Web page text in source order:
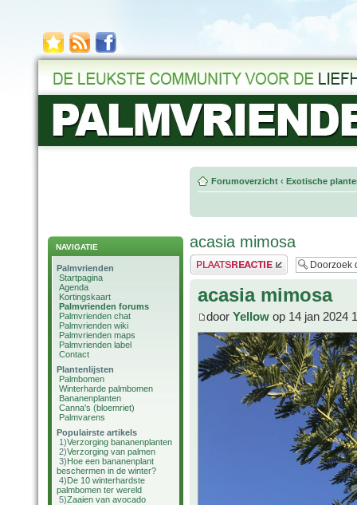
NAVIGATIE
Palmvrienden
Startpagina
Agenda
Kortingskaart
Palmvrienden forums
Palmvrienden chat
Palmvrienden wiki
Palmvrienden maps
Palmvrienden label
Contact
Plantenlijsten
Palmbomen
Winterharde palmbomen
Bananenplanten
Canna's (bloemriet)
Palmvarens
Populairste artikels
1)Verzorging bananenplanten
2)Verzorging van palmen
3)Hoe een bananenplant
beschermen in de winter?
4)De 10 winterhardste
palmbomen ter wereld
5)Zaaien van avocado
Forumoverzicht ‹ Exotische
acasia mimosa
Plaats een reactie
acasia mimosa
door Yellow op 14 jan 2024